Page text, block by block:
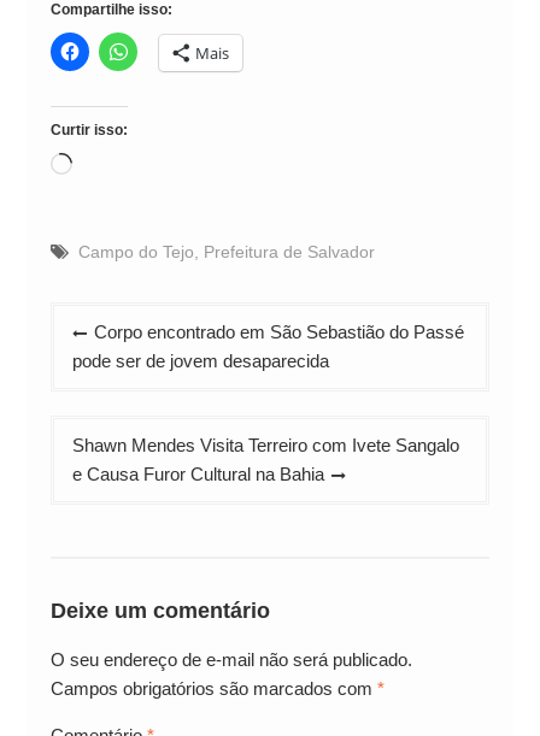
Compartilhe isso:
Mais
Curtir isso:
Carregando...
Campo do Tejo, Prefeitura de Salvador
Navegação
de
Corpo encontrado em São Sebastião do Passé
pode ser de jovem desaparecida
Shawn Mendes Visita Terreiro com Ivete Sangalo
e Causa Furor Cultural na Bahia
Deixe um comentário
O seu endereço de e-mail não será publicado.
Campos obrigatórios são marcados com *